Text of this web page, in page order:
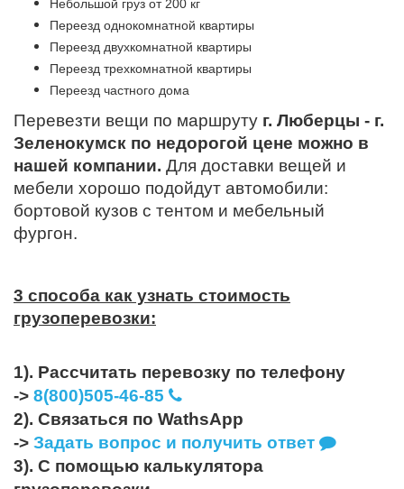
Небольшой груз от 200 кг
Переезд однокомнатной квартиры
Переезд двухкомнатной квартиры
Переезд трехкомнатной квартиры
Переезд частного дома
Перевезти вещи по маршруту г. Люберцы - г.
Зеленокумск по недорогой цене можно в
нашей компании. Для доставки вещей и
мебели хорошо подойдут автомобили:
бортовой кузов с тентом и мебельный
фургон.
3 способа как узнать стоимость
грузоперевозки:
1). Рассчитать перевозку по телефону
-> 8(800)505-46-85
2). Связаться по WathsApp
-> Задать вопрос и получить ответ
3). С помощью калькулятора